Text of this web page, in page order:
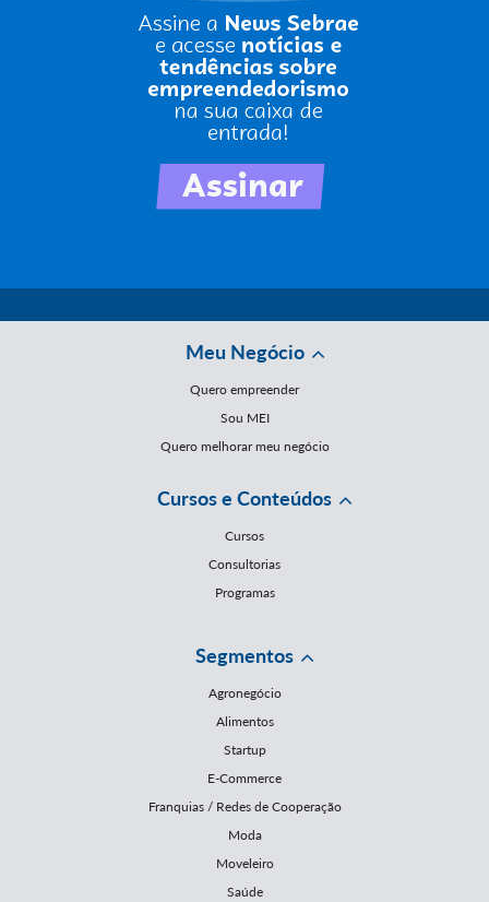
Meu Negócio
Quero empreender
Sou MEI
Quero melhorar meu negócio
Cursos e Conteúdos
Cursos
Consultorias
Programas
Segmentos
Agronegócio
Alimentos
Startup
E-Commerce
Franquias / Redes de Cooperação
Moda
Moveleiro
Saúde